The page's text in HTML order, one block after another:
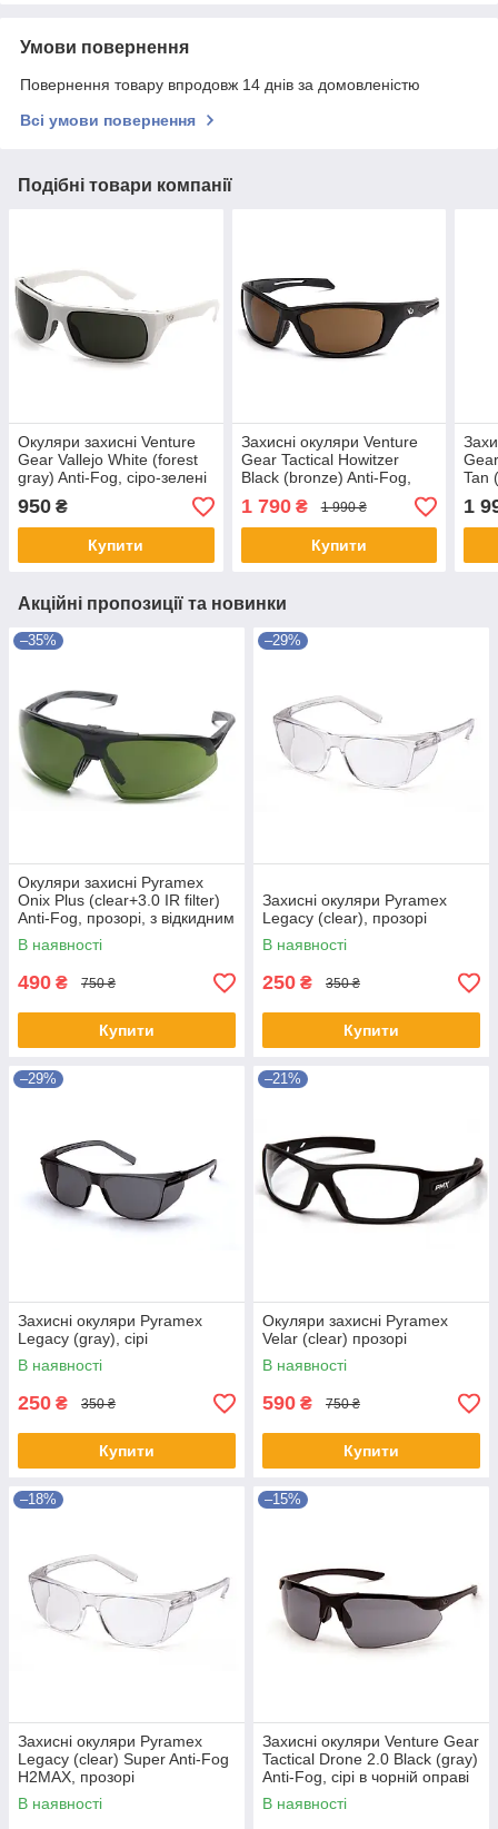
Умови повернення
Повернення товару впродовж 14 днів за домовленістю
Всі умови повернення
Подібні товари компанії
Окуляри захисні Venture
Gear Vallejo White (forest
gray) Anti-Fog, сіро-зелені
в білій оправі
950 ₴
Купити
Захисні окуляри Venture
Gear Tactical Howitzer
Black (bronze) Anti-Fog,
коричневі в чорній оправі
1 790₴ 1 990 ₴
Купити
Tan
1
Акційні пропозиції та новинки
–35%
Окуляри захисні Pyramex
Onix Plus (clear+3.0 IR filter)
Anti-Fog, прозорі, з відкидним
фільтром від ІнфраЧерв
випромін
В наявності
490 ₴ 750 ₴
Купити
–29%
Захисні окуляри Pyramex
Legacy (clear), прозорі
В наявності
250 ₴ 350 ₴
Купити
–29%
Захисні окуляри Pyramex
Legacy (gray), сірі
В наявності
250 ₴ 350 ₴
Купити
–21%
Окуляри захисні Pyramex
Velar (clear) прозорі
В наявності
590 ₴ 750 ₴
Купити
–18%
Захисні окуляри Pyramex
Legacy (clear) Super Anti-Fog
H2MAX, прозорі
В наявності
–15%
Захисні окуляри Venture Gear
Tactical Drone 2.0 Black (gray)
Anti-Fog, сірі в чорній оправі
В наявності